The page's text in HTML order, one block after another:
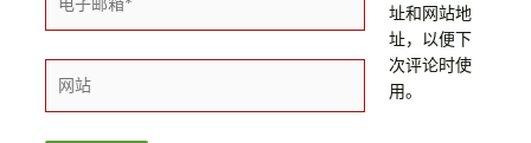
子
箱
站
址和网站地
址，以便下
次评论时使
用。